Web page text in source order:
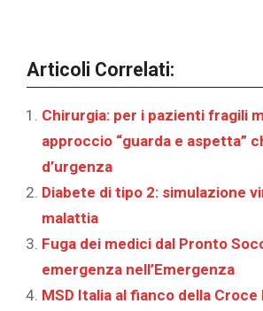
Articoli Correlati:
Chirurgia: per i pazienti fragili
approccio “guarda e aspetta”
d’urgenza
Diabete di tipo 2: simulazione
malattia
Fuga dei medici dal Pronto
emergenza nell’Emergenza
MSD Italia al fianco della Croce